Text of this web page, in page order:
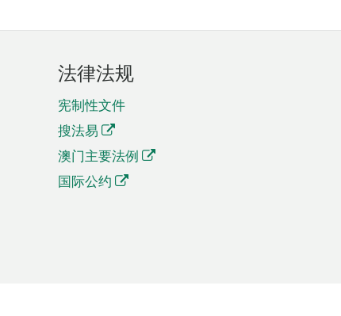
法律法规
宪制性文件
搜法易
澳门主要法例
国际公约